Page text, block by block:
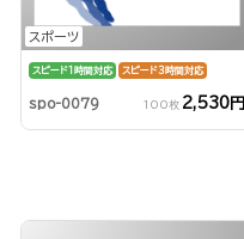
スポーツ
スピード1時間対応 スピード3時間対応
spo-0079 100枚 2,530円